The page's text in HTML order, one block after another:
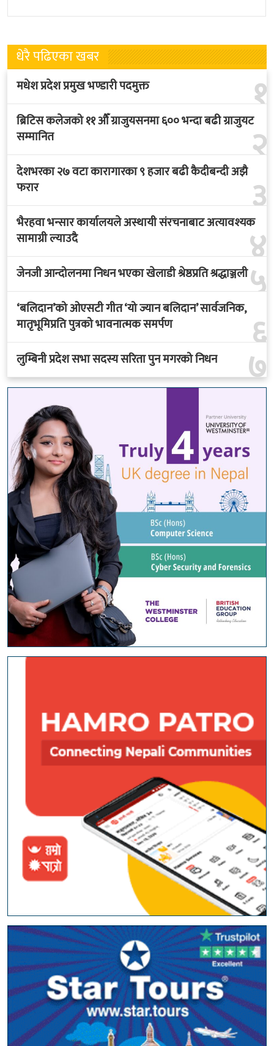
धेरै पढिएका खबर
१
मधेश प्रदेश प्रमुख भण्डारी पदमुक्त
२
ब्रिटिस कलेजको ११ औँ ग्राजुयसनमा ६०० भन्दा बढी ग्राजुयट
सम्मानित
३
देशभरका २७ वटा कारागारका ९ हजार बढी कैदीबन्दी अझै
४
भैरहवा भन्सार कार्यालयले अस्थायी संरचनाबाट अत्यावश्यक
५
जेनजी आन्दोलनमा निधन भएका खेलाडी श्रेष्ठप्रति श्रद्धाञ्जली
६
‘बलिदान’को ओएसटी गीत ‘यो ज्यान बलिदान’ सार्वजनिक,
मातृभूमिप्रति पुत्रको भावनात्मक समर्पण
७
लुम्बिनी प्रदेश सभा सदस्य सरिता पुन मगरको निधन